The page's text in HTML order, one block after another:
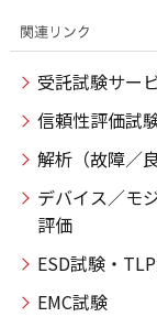
受託試験サー
信頼性評価試
解析（故障／
デバイス／モ
評価
ESD試験・
EMC試験